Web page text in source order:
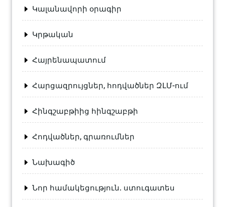
Կալանավորի օրագիր
Կրթական
Հայրենապատում
Հարցազրույցներ, հոդվածներ ԶԼՄ-ում
Հինգշաբթիից հինգշաբթի
Հոդվածներ, գրառումներ
Նախագիծ
Նոր համակեցություն. ստուգատես